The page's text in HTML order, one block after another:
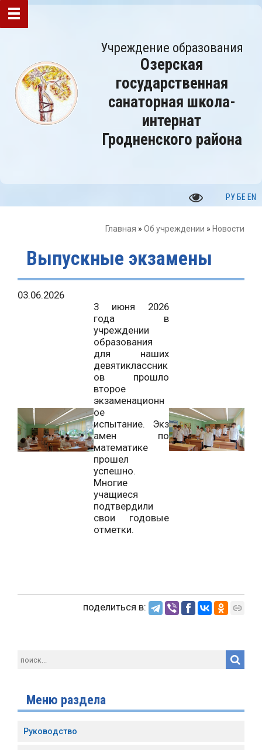
Учреждение образования
Озерская
государственная
санаторная школа-
интернат
Гродненского района
РУ БЕ EN
Главная » Об учреждении » Новости
Выпускные экзамены
03.06.2026
3 июня 2026
года в
учреждении
образования
для наших
девятиклассник
ов прошло
второе
экзаменационн
ое
испытание. Экз
амен по
математике
прошел
успешно.
Многие
учащиеся
подтвердили
свои годовые
отметки.
поделиться в:
Меню раздела
Руководство